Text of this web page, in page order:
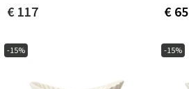
€ 117 € 65
-15% -15%